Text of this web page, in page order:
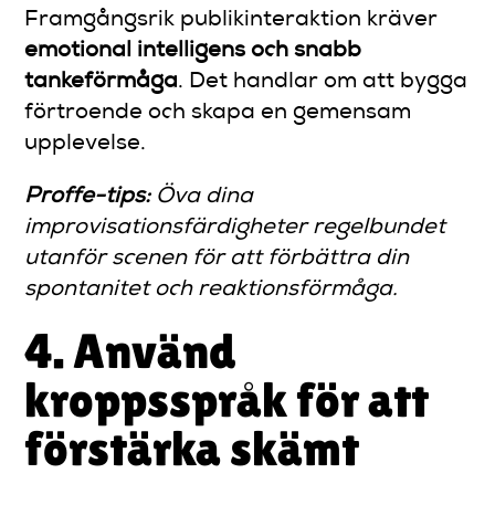
Framgångsrik publikinteraktion kräver
emotional intelligens och snabb
tankeförmåga. Det handlar om att bygga
förtroende och skapa en gemensam
upplevelse.
Proffe-tips: Öva dina
improvisationsfärdigheter regelbundet
utanför scenen för att förbättra din
spontanitet och reaktionsförmåga.
4. Använd
kroppsspråk för att
förstärka skämt